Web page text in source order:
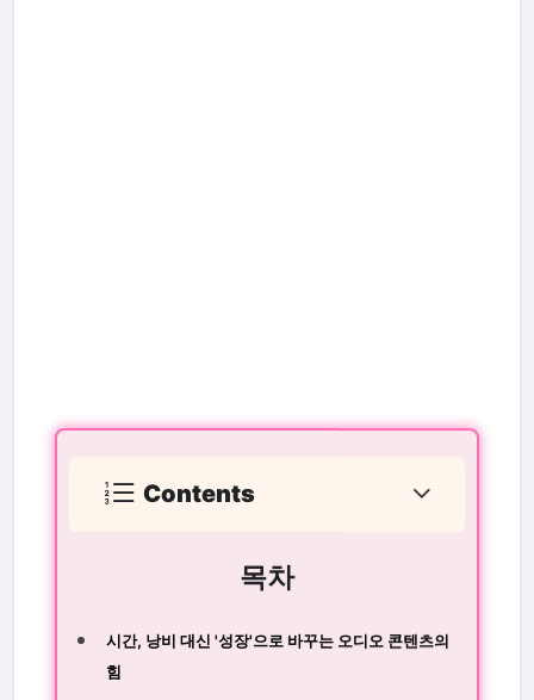
Contents
목차
시간, 낭비 대신 '성장'으로 바꾸는 오디오 콘텐츠의
힘